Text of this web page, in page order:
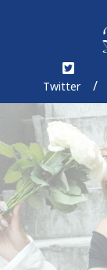
Twitter
Concept
Menu
Coupon
Staff
News
Blog